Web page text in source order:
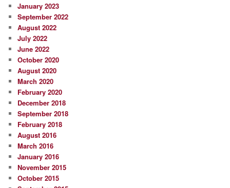
January 2023
September 2022
August 2022
July 2022
June 2022
October 2020
August 2020
March 2020
February 2020
December 2018
September 2018
February 2018
August 2016
March 2016
January 2016
November 2015
October 2015